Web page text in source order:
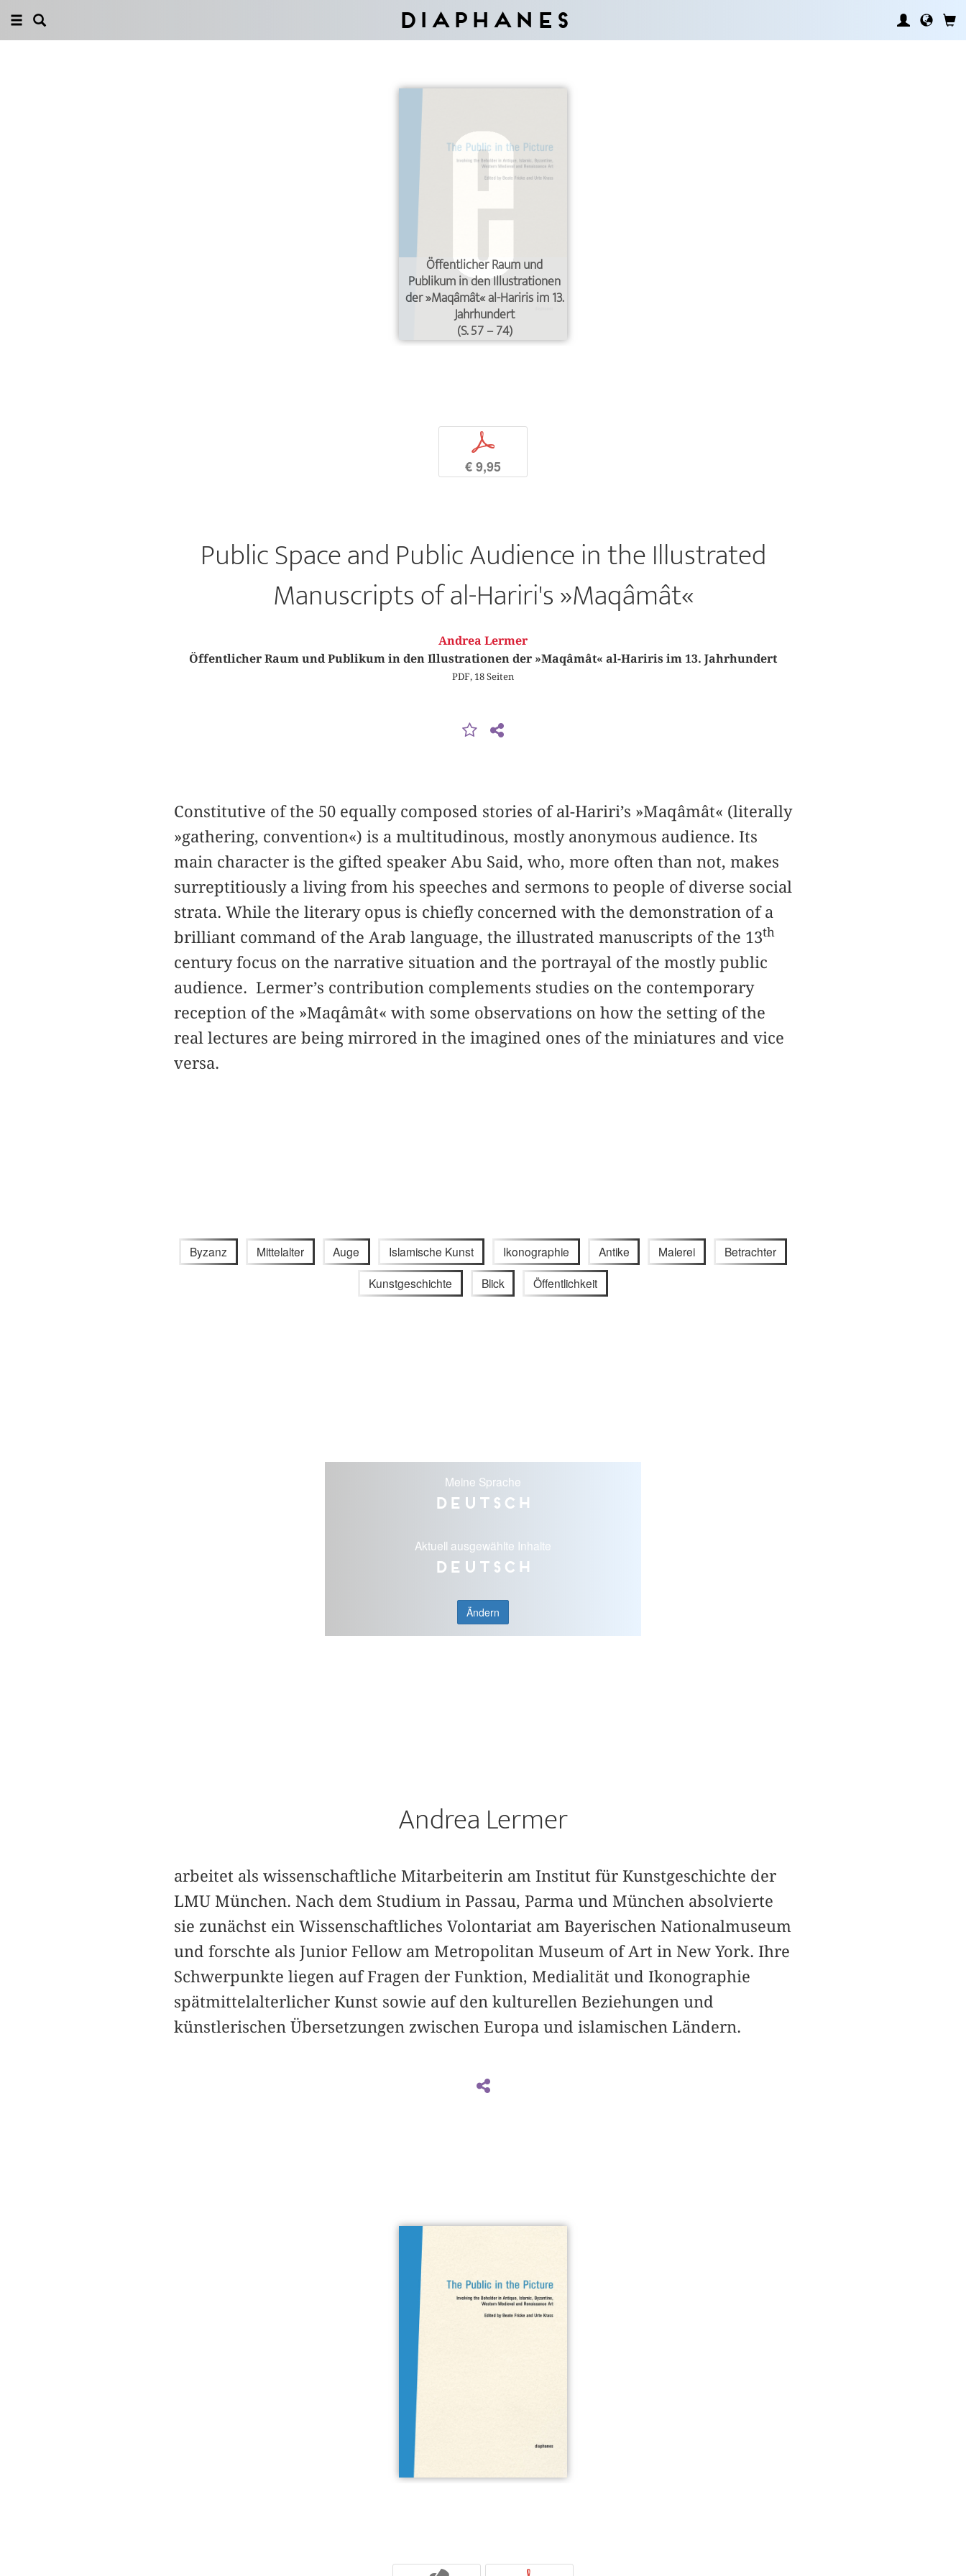
Diaphanes
Öffentlicher Raum und
Publikum in den Illustrationen
der »Maqâmât« al-Hariris im 13.
Jahrhundert
(S. 57 – 74)
p
€ 9,95
Public Space and Public Audience in the Illustrated
Manuscripts of al-Hariri's »Maqâmât«
Andrea Lermer
Öffentlicher Raum und Publikum in den Illustrationen der »Maqâmât« al-Hariris im 13. Jahrhundert
PDF, 18 Seiten
Constitutive of the 50 equally composed stories of al-Hariri’s »Maqâmât« (literally
»gathering, convention«) is a multitudinous, mostly anonymous audience. Its
main character is the gifted speaker Abu Said, who, more often than not, makes
surreptitiously a living from his speeches and sermons to people of diverse social
strata. While the literary opus is chiefly concerned with the demonstration of a
brilliant command of the Arab language, the illustrated manuscripts of the 13th
century focus on the narrative situation and the portrayal of the mostly public
audience. Lermer’s contribution complements studies on the contemporary
reception of the »Maqâmât« with some observations on how the setting of the
real lectures are being mirrored in the imagined ones of the miniatures and vice
versa.
Byzanz Mittelalter Auge Islamische Kunst Ikonographie Antike Malerei Betrachter
Kunstgeschichte Blick Öffentlichkeit
Meine Sprache
Deutsch
Aktuell ausgewählte Inhalte
Deutsch
Ändern
Andrea Lermer
arbeitet als wissenschaftliche Mitarbeiterin am Institut für Kunstgeschichte der
LMU München. Nach dem Studium in Passau, Parma und München absolvierte
sie zunächst ein Wissenschaftliches Volontariat am Bayerischen Nationalmuseum
und forschte als Junior Fellow am Metropolitan Museum of Art in New York. Ihre
Schwerpunkte liegen auf Fragen der Funktion, Medialität und Ikonographie
spätmittelalterlicher Kunst sowie auf den kulturellen Beziehungen und
künstlerischen Übersetzungen zwischen Europa und islamischen Ländern.